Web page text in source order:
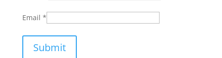
Email *